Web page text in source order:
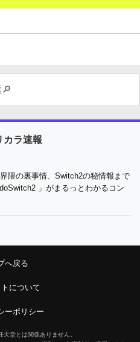
カラ速報
隈の裏事情、Switch2の秘情報まで
」がまるっとわかるコン
へ戻る
について
ーポリシー
堂とは関係ありません。